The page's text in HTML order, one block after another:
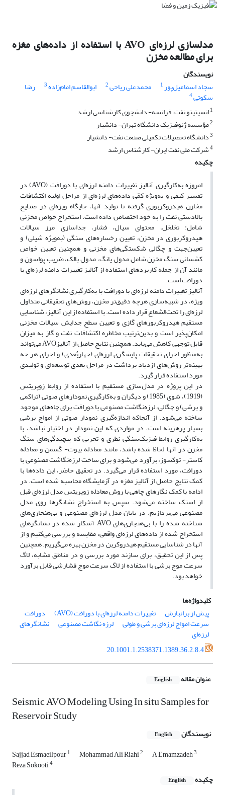
مدلسازی لرزه‌ای AVO با استفاده از داده‌های مغزه
برای مطالعه مخزن
نویسندگان
سجاد اسماعیل‌پور1 محمدعلی ریاحی2 ابوالقاسم امام‌زاده3 رضا
سکوتی4
1انسیتیتو نفت، فرانسه- دانشجوی کارشناسی ارشد
2مؤسسه ژئوفیزیک دانشگاه تهران- دانشیار
3دانشگاه تحصیلات تکمیلی صنعت نفت- دانشیار
4شرکت ملی نفت ایران- کارشناس ارشد
چکیده
امروزه به‌کارگیری آنالیز تغییرات دامنه لرزه‌ای با دورافت (AVO) در
تفسیر کیفی و به‌ویژه کمّی داده‌های لرزه‌ای از مراحل اولیه اکتشافات
مخازن هیدروکربوری گرفته تا تولید آنها، جایگاه ویژه‌ای در صنایع
بالادستی نفت را به خود اختصاص داده است. استخراج خواص مخزنی
شامل: تخلخل، محتوای سیال، فشار، جداسازی مرز سیالات
هیدروکربوری در مخزن، تعیین رخساره‌های سنگی (به‌ویژه شیلی) و
تعیین‌جهت و چگالی شکستگی‌های مخزنی و همچنین تعیین خواص
کشسانی سنگ مخزن شامل مدول یانگ، مدول بالک، ضریب پواسون و
مانند آن از جمله کاربردهای استفاده از آنالیز تغییرات دامنه لرزه‌ای با
دورافت است.
آنالیز تغییرات دامنه لرزه‌ای با دورافت با به‌کارگیری نشانگرهای لرزه‌ای
ویژه، در شبیه‌سازی هرچه دقیق‌تر مخزن، روش‌های تحقیقاتی متداول
لرزه‌ای را تحت‌الشعاع قرار داده است. با استفاده از این آنالیز، شناسایی
مستقیم هیدروکربورهای گازی و تعیین سطح جدایش سیالات مخزنی
امکان‌پذیر است و بدین‌ترتیب مخاطره اکتشافات نفت و گاز به میزان
قابل توجهی کاهش می‌یابد. همچنین نتایج حاصل از آنالیزAVO می‌تواند
به‌منظور اجرای تحقیقات پایشگری لرزه‌ای (چهاربُعدی) و اجرای هر چه
بهینه‌تر روش‌های ازدیاد برداشت در مراحل بعدی توسعه‌ای و تولیدی
مورد استفاده قرار گیرد.
در این پروژه در مدل‌سازی مستقیم با استفاده از روابط زوپریتس
(1919)، شوی (1985) و دیگران و به‌کارگیری نمودارهای صوتی (تراکمی
و برشی) و چگالی، لرزه‌نگاشت مصنوعی با دورافت برای چاه‌های موجود
ساخته می‌شود. از آنجاکه اندازه‌گیری نمودار صوتی از امواج برشی
بسیار پرهزینه است، در مواردی که این نمودار در اختیار نباشد، با
به‌کارگیری روابط فیزیک‌سنگی نظری و تجربی که پیچیدگی‌های سنگ
مخزن در آنها لحاظ شده باشد، مانند معادله بیوت- گسمن و معادله
کاستر- توکسوز، برآورد می‌شود و برای ساخت لرزه‌نگاشت مصنوعی با
دورافت، مورد استفاده قرار می‌گیرد. در تحقیق حاضر، این داده‌ها با
کمک نتایج حاصل از آنالیز مغزه در آزمایشگاه محاسبه شده است. در
ادامه با کمک نگارهای چاهی با روش معادله زوپریتس مدل لرزه‌ای قبل
از استک ساخته می‌شود. سپس به استخراج نشانگرها روی مدل
مصنوعی می‌پردازیم. در پایان مدل لرزه‌ای مصنوعی و بی‌هنجاری‌های
شناخته شده را با بی‌هنجاری‌های AVO آشکار شده در نشانگرهای
استخراج شده از داده‌های لرزه‌ای واقعی، مقایسه و بررسی می‌کنیم و از
آنها در شناسایی مستقیم هیدروکربن در مخزن بهره می‌گیریم. همچنین
پس از این تحقیق، برای سازند مورد بررسی و در مناطق مشابه، لاگ
سرعت موج برشی با استفاده از لاگ سرعت موج فشارشی قابل برآورد
خواهد بود.
کلیدواژه‌ها
پیش از برانبارش
تغییرات دامنه لرزه‌ای با دورافت (AVO) دورافت
سرعت امواج لرزه‌ای برشی و طولی لرزه نگاشت مصنوعی نشانگرهای
لرزه‌ای
20.1001.1.2538371.1389.36.2.8.4
عنوان مقاله English
Seismic AVO Modeling Using In situ Samples for
Reservoir Study
نویسندگان English
Sajjad Esmaeilpour1 Mohammad Ali Riahi2 A Emamzadeh3
Reza Sokooti4
چکیده English